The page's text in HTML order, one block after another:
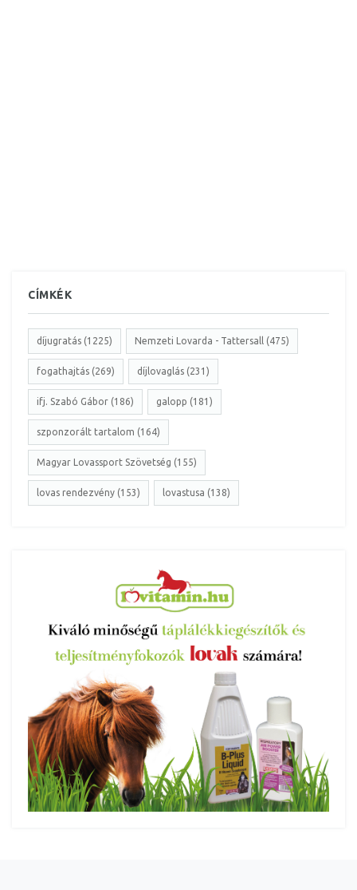
CÍMKÉK
díjugratás (1225) Nemzeti Lovarda - Tattersall (475)
fogathajtás (269) díjlovaglás (231)
ifj. Szabó Gábor (186) galopp (181)
szponzorált tartalom (164)
Magyar Lovassport Szövetség (155)
lovas rendezvény (153) lovastusa (138)